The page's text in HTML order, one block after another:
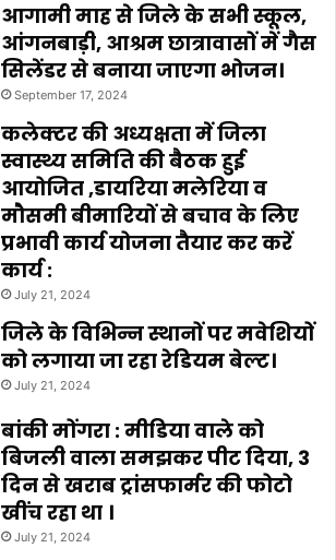
आगामी माह से जिले के सभी स्कूल,
आंगनबाड़ी, आश्रम छात्रावासों में गैस
सिलेंडर से बनाया जाएगा भोजन।
September 17, 2024
कलेक्टर की अध्यक्षता में जिला
स्वास्थ्य समिति की बैठक हुई
आयोजित ,डायरिया मलेरिया व
मौसमी बीमारियों से बचाव के लिए
प्रभावी कार्य योजना तैयार कर करें
कार्य :
July 21, 2024
जिले के विभिन्न स्थानों पर मवेशियों
को लगाया जा रहा रेडियम बेल्ट।
July 21, 2024
बांकी मोंगरा : मीडिया वाले को
बिजली वाला समझकर पीट दिया, 3
दिन से खराब ट्रांसफार्मर की फोटो
खींच रहा था ।
July 21, 2024